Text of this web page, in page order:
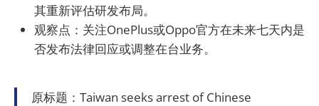
其重新评估研发布局。
观察点：关注OnePlus或Oppo官方在未来七天内是
否发布法律回应或调整在台业务。
原标题：Taiwan seeks arrest of Chinese